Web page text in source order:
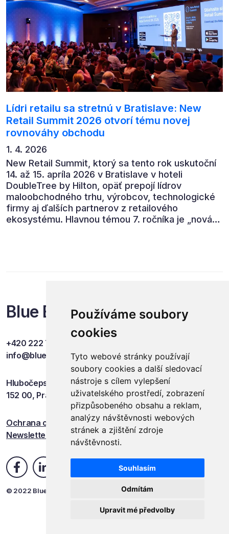
Používáme soubory
cookies
Tyto webové stránky používají
soubory cookies a další sledovací
nástroje s cílem vylepšení
uživatelského prostředí, zobrazení
přizpůsobeného obsahu a reklam,
analýzy návštěvnosti webových
stránek a zjištění zdroje
návštěvnosti.
Souhlasím
Odmítám
Upravit mé předvolby
Lídri retailu sa stretnú v Bratislave: New
Retail Summit 2026 otvorí tému novej
rovnováhy obchodu
1. 4. 2026
New Retail Summit, ktorý sa tento rok uskutoční
14. až 15. apríla 2026 v Bratislave v hoteli
DoubleTree by Hilton, opäť prepojí lídrov
maloobchodného trhu, výrobcov, technologické
firmy aj ďalších partnerov z retailového
ekosystému. Hlavnou témou 7. ročníka je „nová
Blue Events
+420 222 749 841
info@blueevents.eu
Hlubočepská 701/38c
152 00, Praha 5
Ochrana osobních údajů
Newsletter
© 2022 Blue Events